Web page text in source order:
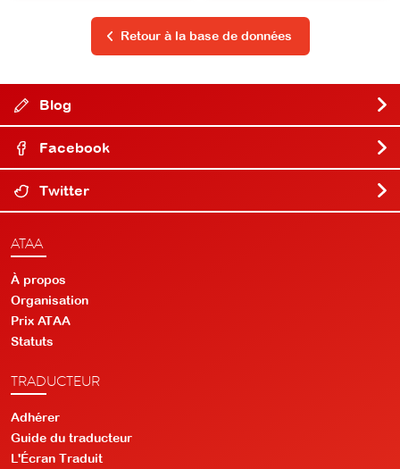
Retour à la base de données
Blog
Facebook
Twitter
ATAA
À propos
Organisation
Prix ATAA
Statuts
TRADUCTEUR
Adhérer
Guide du traducteur
L'Écran Traduit